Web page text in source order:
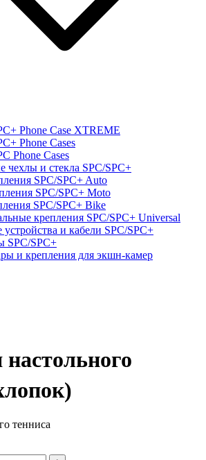
Phone Case XTREME
Phone Cases
Phone Cases
чехлы и стекла SPC/SPC+
SPС/SPC+ Auto
SPС/SPC+ Moto
SPС/SPC+ Bike
крепления SPС/SPC+ Universal
устройства и кабели SPC/SPC+
SPC/SPC+
и крепления для экшн-камер
тенниса